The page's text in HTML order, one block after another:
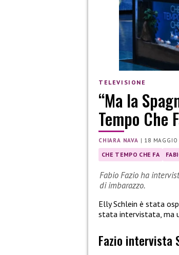
TELEVISIONE
“Ma la
Tempo Che
CHIARA NAVA | 18
CHE TEMPO CHE FA
Fabio Fazio ha
di imbarazzo.
Elly Schlein è stata
stata intervistata, ma
Fazio intervista